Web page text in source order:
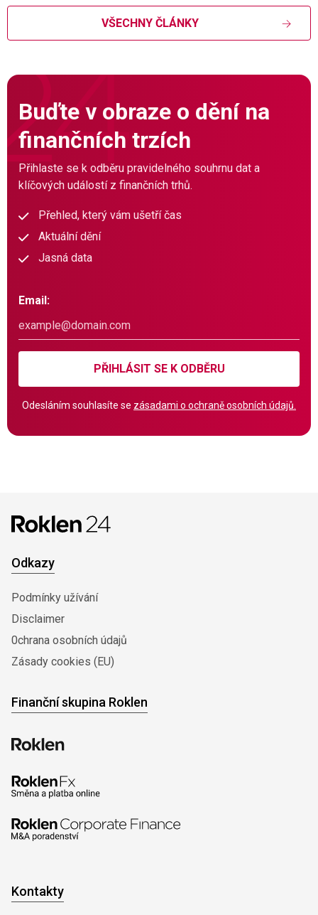
VŠECHNY ČLÁNKY
Buďte v obraze o dění na
finančních trzích
Přihlaste se k odběru pravidelného souhrnu dat a
klíčových událostí z finančních trhů.
Přehled, který vám ušetří čas
Aktuální dění
Jasná data
Email:
PŘIHLÁSIT SE K ODBĚRU
Odesláním souhlasíte se zásadami o ochraně osobních údajů.
Odkazy
Podmínky užívání
Disclaimer
0chrana osobních údajů
Zásady cookies (EU)
Finanční skupina Roklen
Kontakty